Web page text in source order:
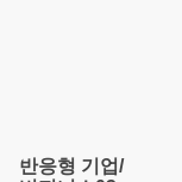
반응형 기업/